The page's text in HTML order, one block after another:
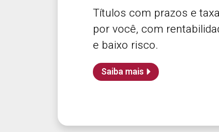
Títulos com prazos e
por você, com
e baixo risco.
Saiba mais